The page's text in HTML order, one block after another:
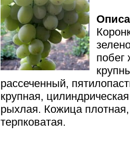
побег
рассеченный,
крупная,
рыхлая. Кожица
терпковатая.